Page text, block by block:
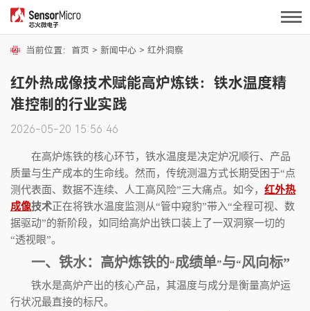
当前位置： 首页 > 新闻中心> 红外洞察
红外热成像技术赋能高炉炼铁：铁水温度精
准控制的行业实践
2026-05-20 15:56:46
在高炉炼铁的核心环节，铁水温度是决定炉况顺行、产品
质量与生产成本的生命线。然而，传统测温方式长期受困于“点
测代表面、数据不连续、人工高风险”三大痛点。如今， 红外热
成像技术正在将铁水温度监测从“管中窥豹”带入“全程可视、数
据驱动”的新阶段，如同给高炉出铁口装上了一双洞察一切的
“透视眼”。
一、铁水：高炉炼铁的“成绩单”与“风向标”
铁水是高炉产出的核心产品，其温度与成分是衡量高炉运
行状况最直接的标尺。